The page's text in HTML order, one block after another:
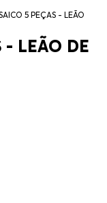
5 PEÇAS - LEÃO
LEÃO DE